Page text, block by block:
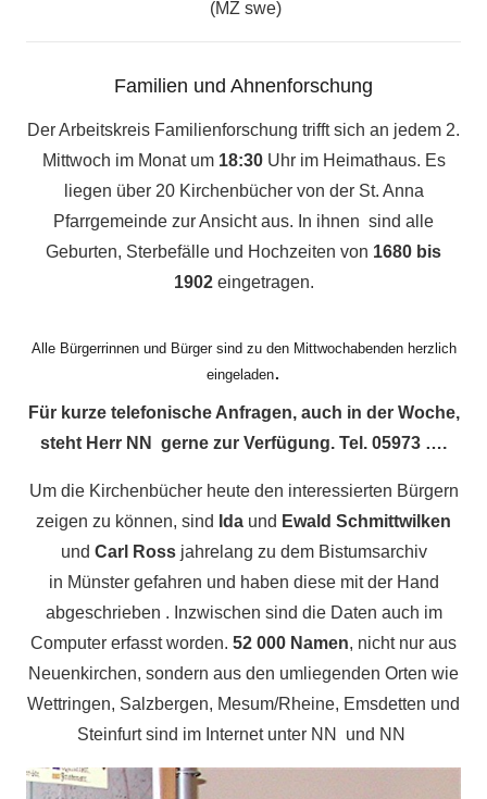
(MZ swe)
Familien und Ahnenforschung
Der Arbeitskreis Familienforschung trifft sich an jedem 2.
Mittwoch im Monat um 18:30Uhr im Heimathaus. Es
liegen über 20 Kirchenbücher von der St. Anna
Pfarrgemeinde zur Ansicht aus. In ihnen sind alle
Geburten, Sterbefälle und Hochzeiten von 1680 bis
1902eingetragen.
Alle Bürgerrinnen und Bürger sind zu den Mittwochabenden herzlich
eingeladen.
Für kurze telefonische Anfragen, auch in der Woche,
steht Herr NN gerne zur Verfügung. Tel. 05973 ….
Um die Kirchenbücher heute den interessierten Bürgern
zeigen zu können, sind Ida und Ewald Schmittwilken
und Carl Rossjahrelang zu dem Bistumsarchiv
in Münster gefahren und haben diese mit der Hand
abgeschrieben . Inzwischen sind die Daten auch im
Computer erfasst worden. 52 000 Namen, nicht nur aus
Neuenkirchen, sondern aus den umliegenden Orten wie
Wettringen, Salzbergen, Mesum/Rheine, Emsdetten und
Steinfurt sind im Internet unter NN
und NN